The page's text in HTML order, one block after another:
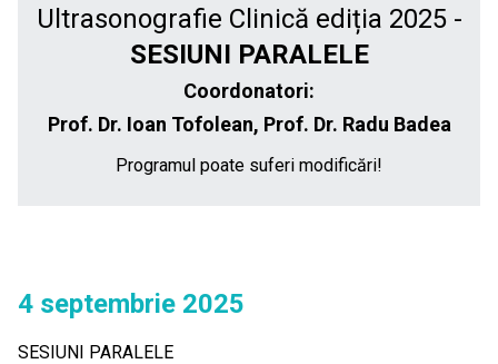
Ultrasonografie Clinică ediția 2025 -
SESIUNI PARALELE
Coordonatori:
Prof. Dr. Ioan Tofolean, Prof. Dr. Radu Badea
Programul poate suferi modificări!
4 septembrie 2025
SESIUNI PARALELE